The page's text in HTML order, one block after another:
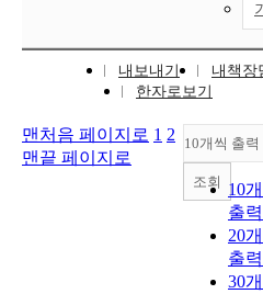
내보내기
내책장
한자로보기
10개씩 출력
10
출력
20
출력
30
조회
맨처음 페이지로 1 2
맨끝 페이지로